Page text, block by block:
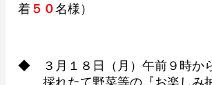
着５０名様）
◆ ３月１８日（月）午前９時